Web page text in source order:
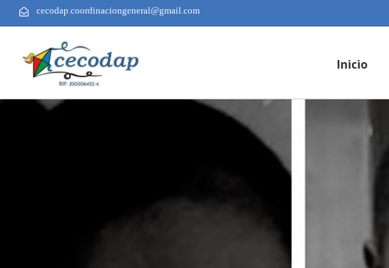
cecodap.coordinaciongeneral@gmail.com
Inicio